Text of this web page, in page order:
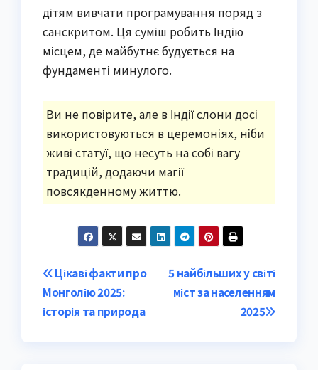
дітям вивчати програмування поряд з
санскритом. Ця суміш робить Індію
місцем, де майбутнє будується на
фундаменті минулого.
Ви не повірите, але в Індії слони досі
використовуються в церемоніях, ніби
живі статуї, що несуть на собі вагу
традицій, додаючи магії
повсякденному життю.
Post
navigation
5 найбільших у світі
міст за населенням
2025
Цікаві факти про
Монголію 2025:
історія та природа